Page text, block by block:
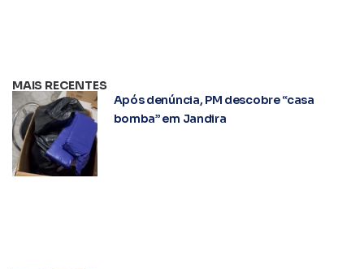
MAIS RECENTES
Após denúncia, PM descobre “casa
bomba” em Jandira